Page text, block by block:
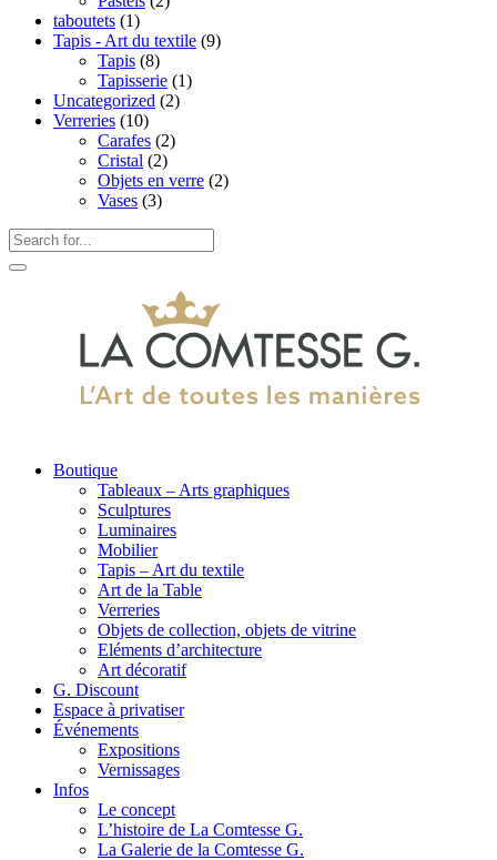
taboutets (1)
Tapis - Art du textile (9)
Tapis (8)
Tapisserie (1)
Uncategorized (2)
Verreries (10)
Carafes (2)
Cristal (2)
Objets en verre (2)
Vases (3)
Boutique
Tableaux – Arts graphiques
Sculptures
Luminaires
Mobilier
Tapis – Art du textile
Art de la Table
Verreries
Objets de collection, objets de vitrine
Eléments d’architecture
Art décoratif
G. Discount
Espace à privatiser
Événements
Expositions
Vernissages
Infos
Le concept
L’histoire de La Comtesse G.
La Galerie de la Comtesse G.